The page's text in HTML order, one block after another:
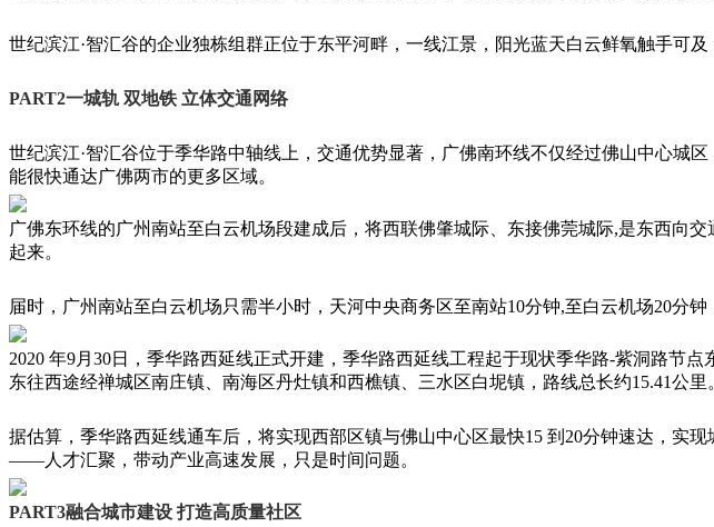
世纪滨江·智汇谷的企业独栋组群正位于东平河畔，一线江景，阳光蓝天白云鲜氧触手可
PART2一城轨 双地铁 立体交通网络
世纪滨江·智汇谷位于季华路中轴线上，交通优势显著，广佛南环线不仅经过佛山中心城
能很快通达广佛两市的更多区域。
广佛东环线的广州南站至白云机场段建成后，将西联佛肇城际、东接佛莞城际,是东西向
起来。
届时，广州南站至白云机场只需半小时，天河中央商务区至南站10分钟,至白云机场20分
2020 年9月30日，季华路西延线正式开建，季华路西延线工程起于现状季华路-紫洞路节
东往西途经禅城区南庄镇、南海区丹灶镇和西樵镇、三水区白坭镇，路线总长约15.41公里
据估算，季华路西延线通车后，将实现西部区镇与佛山中心区最快15 到20分钟速达，实
——人才汇聚，带动产业高速发展，只是时间问题。
PART3融合城市建设 打造高质量社区